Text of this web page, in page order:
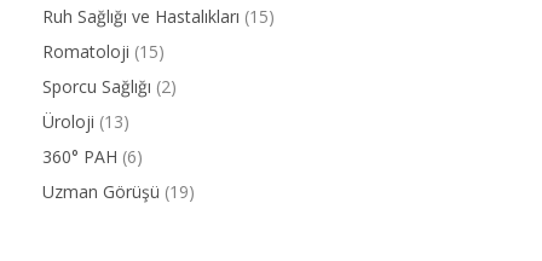
Ruh Sağlığı ve Hastalıkları (15)
Romatoloji (15)
Sporcu Sağlığı (2)
Üroloji (13)
360° PAH (6)
Uzman Görüşü (19)